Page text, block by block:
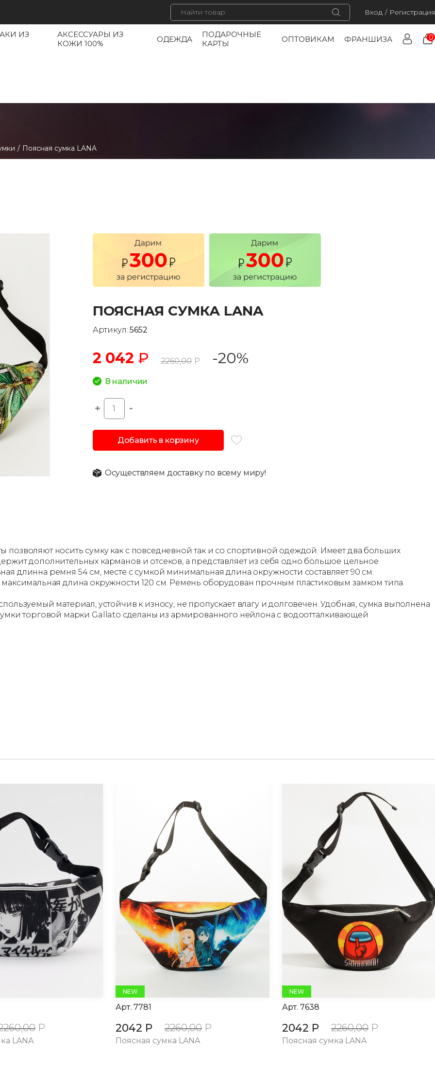
Вход / Регистрация
ИЗ
АКСЕССУАРЫ ИЗ
КОЖИ 100%
ОДЕЖДА
ПОДАРОЧНЫЕ
КАРТЫ
ОПТОВИКАМ ФРАНШИЗА 0
/ Поясная сумка LANA
ПОЯСНАЯ СУМКА LANA
Артикул: 5652
2 042 ₽ 2260,00 Р -20%
В наличии
Добавить в корзину
Осуществляем доставку по всему миру!
носить сумку как с повседневной так и со спортивной одеждой. Имеет два больших
дополнительных карманов и отсеков, а представляет из себя одно большое цельное
длинна ремня 54 см, месте с сумкой минимальная длина окружности составляет 90 см.
длина окружности 120 см. Ремень оборудован прочным пластиковым замком типа
материал, устойчив к износу, не пропускает влагу и долговечен. Удобная, сумка выполнена
Сумки торговой марки Gallato сделаны из армированного нейлона с водоотталкивающей
Р
LANA
NEW
Арт. 7781
2042 Р 2260,00 Р
Поясная сумка LANA
NEW
Арт. 7638
2042 Р 2260,00 Р
Поясная сумка LANA